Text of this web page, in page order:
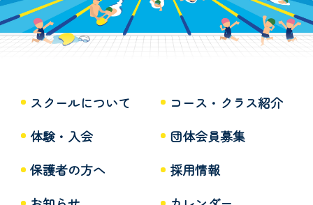
スクールについて
コース・クラス紹介
体験・入会
団体会員募集
保護者の方へ
採用情報